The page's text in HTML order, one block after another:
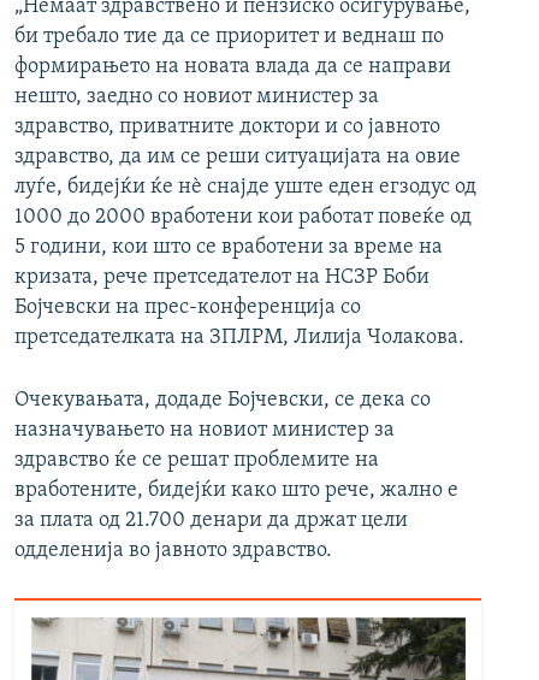
„Немаат здравствено и пензиско осигурување,
би требало тие да се приоритет и веднаш по
формирањето на новата влада да се направи
нешто, заедно со новиот министер за
здравство, приватните доктори и со јавното
здравство, да им се реши ситуацијата на овие
луѓе, бидејќи ќе нѐ снајде уште еден егзодус од
1000 до 2000 вработени кои работат повеќе од
5 години, кои што се вработени за време на
кризата, рече претседателот на НСЗР Боби
Бојчевски на прес-конференција со
претседателката на ЗПЛРМ, Лилија Чолакова.
Очекувањата, додаде Бојчевски, се дека со
назначувањето на новиот министер за
здравство ќе се решат проблемите на
вработените, бидејќи како што рече, жално е
за плата од 21.700 денари да држат цели
одделенија во јавното здравство.